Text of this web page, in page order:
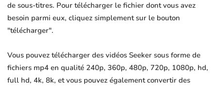
de sous-titres. Pour télécharger le fichier dont vous avez
besoin parmi eux, cliquez simplement sur le bouton
"télécharger".
Vous pouvez télécharger des vidéos Seeker sous forme de
fichiers mp4 en qualité 240p, 360p, 480p, 720p, 1080p, hd,
full hd, 4k, 8k, et vous pouvez également convertir des